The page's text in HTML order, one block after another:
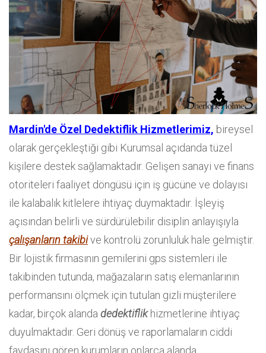
Mardin'de Özel Dedektiflik Hizmetlerimiz, bireysel
olarak gerçekleştiği gibi Kurumsal açıdanda tüzel
kişilere destek sağlamaktadır. Gelişen sanayi ve finans
otoriteleri faaliyet döngüsü için iş gücüne ve dolayısı
ile kalabalık kitlelere ihtiyaç duymaktadır. İşleyiş
açısından belirli ve sürdürülebilir disiplin anlayışıyla
çalışanların takibive kontrolü zorunluluk hale gelmiştir.
Bir lojistik firmasının gemilerini gps sistemleri ile
takibinden tutunda, mağazaların satış elemanlarının
performansını ölçmek için tutulan gizli müşterilere
kadar, birçok alanda dedektiflikhizmetlerine ihtiyaç
duyulmaktadır. Geri dönüş ve raporlamaların ciddi